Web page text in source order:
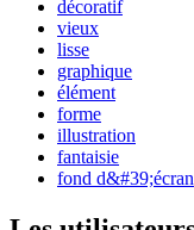
décoratif
vieux
lisse
graphique
élément
forme
illustration
fantaisie
fond d&#39;écran